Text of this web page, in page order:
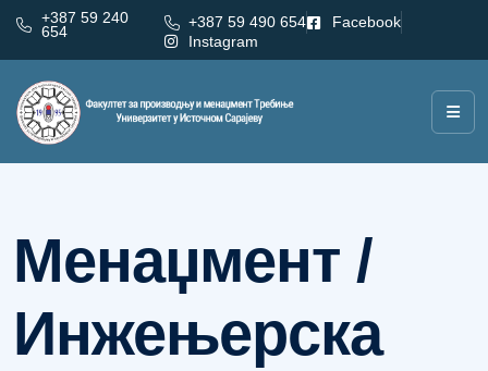
+387 59 240
654
+387 59 490 654
Facebook
Instagram
Категорија:
Менаџмент /
Инжењерска